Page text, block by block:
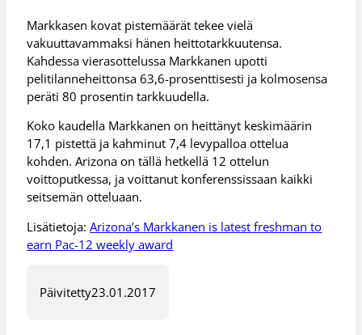
Markkasen kovat pistemäärät tekee vielä
vakuuttavammaksi hänen heittotarkkuutensa.
Kahdessa vierasottelussa Markkanen upotti
pelitilanneheittonsa 63,6-prosenttisesti ja kolmosensa
peräti 80 prosentin tarkkuudella.
Koko kaudella Markkanen on heittänyt keskimäärin
17,1 pistettä ja kahminut 7,4 levypalloa ottelua
kohden. Arizona on tällä hetkellä 12 ottelun
voittoputkessa, ja voittanut konferenssissaan kaikki
seitsemän otteluaan.
Lisätietoja:Arizona’s Markkanen is latest freshman to
earn Pac-12 weekly award
Päivitetty23.01.2017